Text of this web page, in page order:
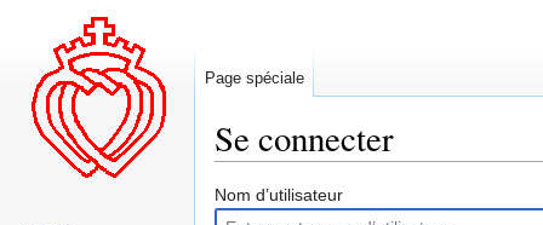
Se connecter
Aller
Aller
Nom d’utilisateur
Page spéciale